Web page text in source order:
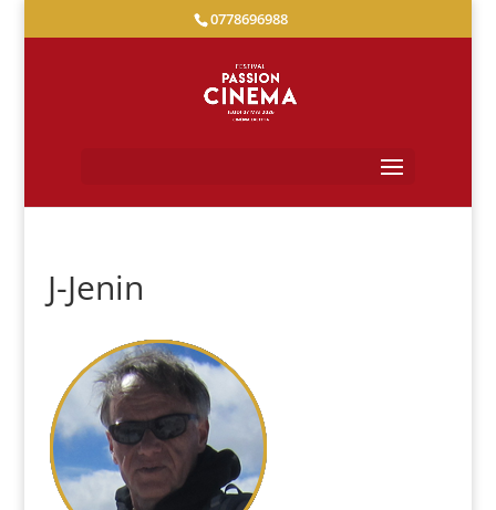
0778696988
J-Jenin